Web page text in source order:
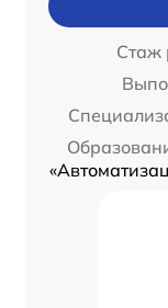
Стаж